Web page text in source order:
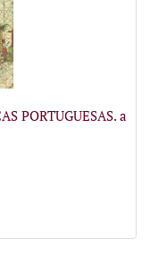
PORTUGUESAS. a